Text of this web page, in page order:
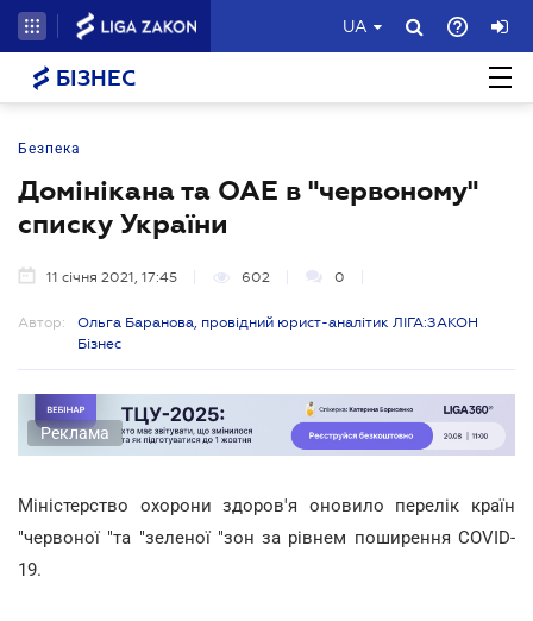
UA
БІЗНЕС
Безпека
Домінікана та ОАЕ в "червоному"
списку України
11 січня 2021, 17:45 602 0
Автор:
Ольга Баранова, провідний юрист-аналітик ЛІГА:ЗАКОН
Бізнес
Реклама
Міністерство охорони здоров'я оновило перелік країн
"червоної "та "зеленої "зон за рівнем поширення COVID-
19.